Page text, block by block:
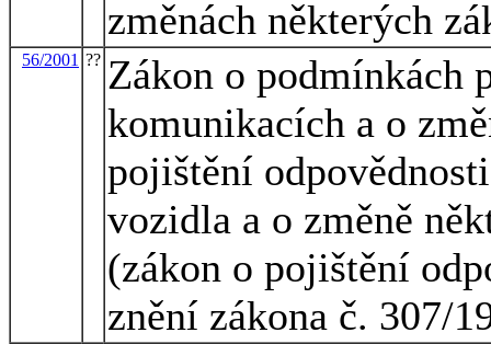
změnách některých
56/2001 ?? Zákon o podmínkách
komunikacích a o
pojištění
vozidla a o změně
(zákon o pojištění
znění zákona č. 307/